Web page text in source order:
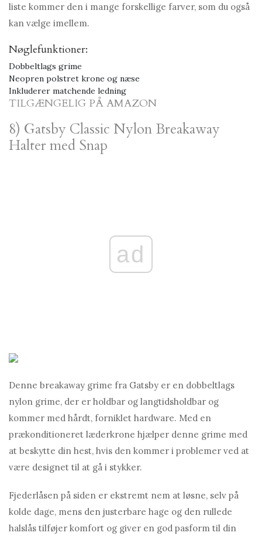
liste kommer den i mange forskellige farver, som du også
kan vælge imellem.
Nøglefunktioner:
Dobbeltlags grime
Neopren polstret krone og næse
Inkluderer matchende ledning
TILGÆNGELIG PÅ AMAZON
8) Gatsby Classic Nylon Breakaway
Halter med Snap
ad
Denne breakaway grime fra Gatsby er en dobbeltlags
nylon grime, der er holdbar og langtidsholdbar og
kommer med hårdt, forniklet hardware. Med en
prækonditioneret læderkrone hjælper denne grime med
at beskytte din hest, hvis den kommer i problemer ved at
være designet til at gå i stykker.
Fjederlåsen på siden er ekstremt nem at løsne, selv på
kolde dage, mens den justerbare hage og den rullede
halslås tilføjer komfort og giver en god pasform til din